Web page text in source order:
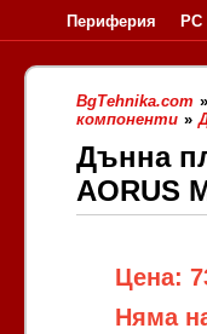
Периферия
BgTehnika.com »
компоненти »
Дънна
AORUS
Цена:
Няма